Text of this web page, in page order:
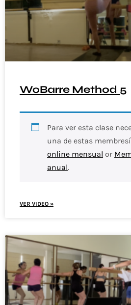
WoBarre Method 5
Para ver esta clase
una de estas
online mensual or
anual.
VER VIDEO »